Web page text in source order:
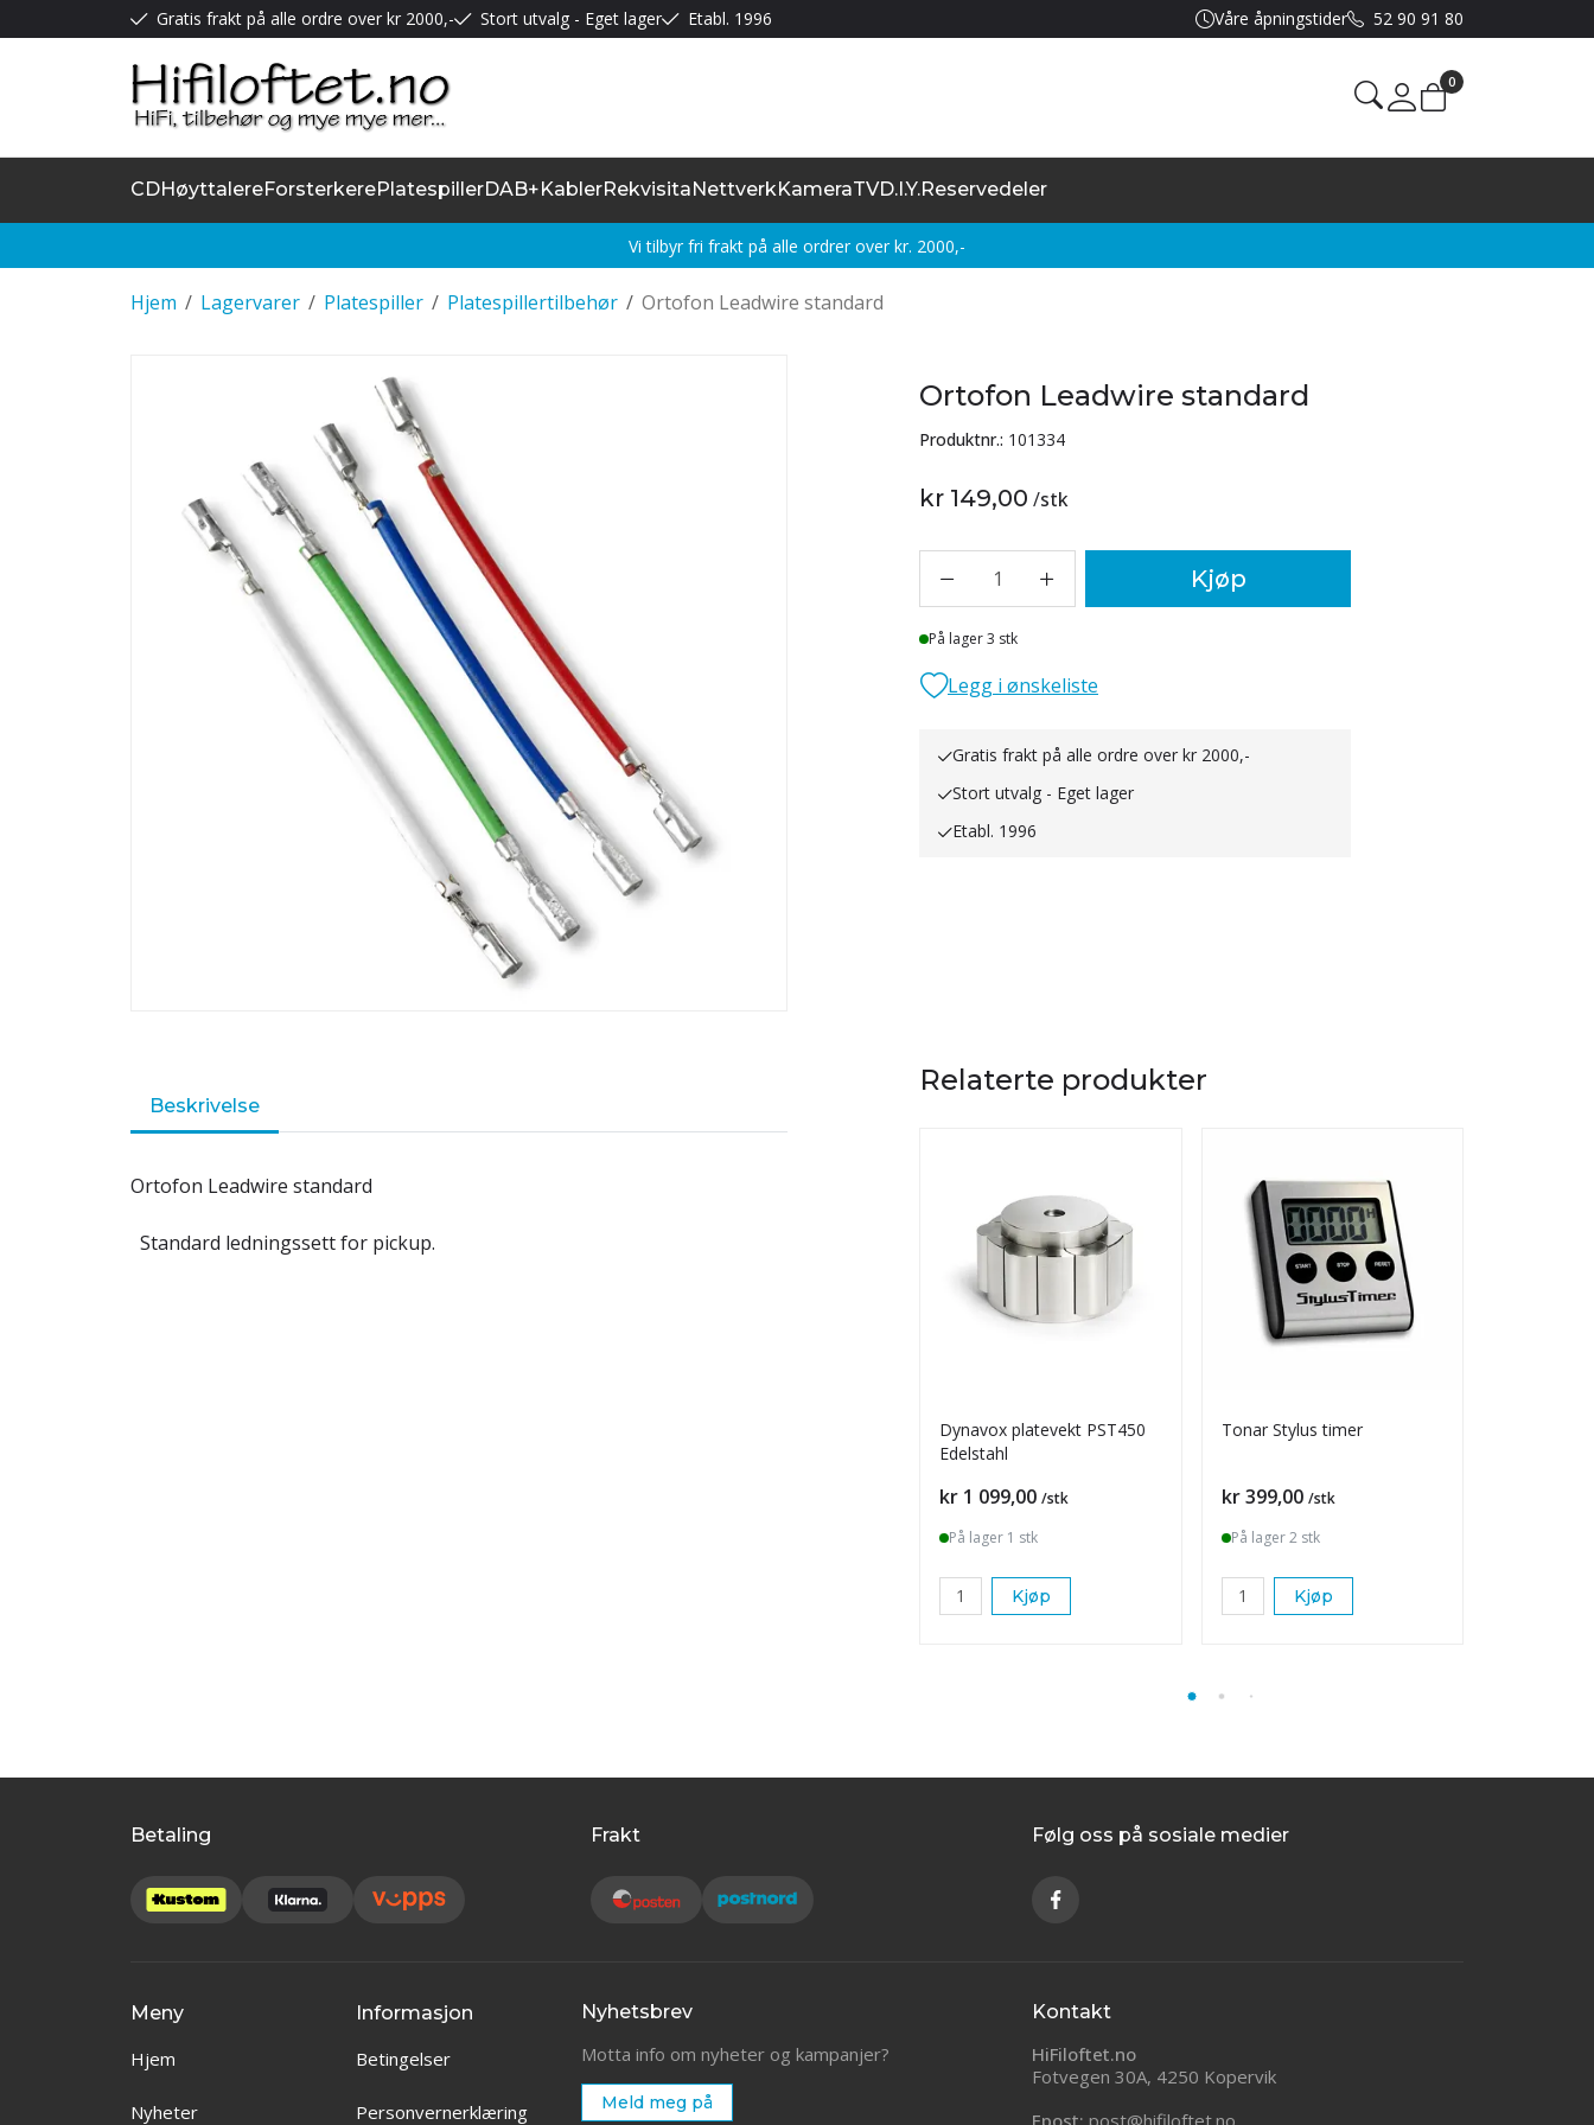
Gratis frakt på alle ordre over kr 2000,- Stort utvalg - Eget lager Etabl. 1996 Våre åpningstider 52 90 91 80
Mine sider
0
CDHøyttalereForsterkerePlatespillerDAB+KablerRekvisitaNettverkKameraTVD.I.Y.Reservedeler
Vi tilbyr fri frakt på alle ordrer over kr. 2000,-
/
Hjem /
Lagervarer /
Platespiller /
Platespillertilbehør Ortofon Leadwire standard
Ortofon Leadwire standard
Produktnr.: 101334
kr 149,00 /stk
1 Kjøp
Lager
På lager 3 stk
Legg i ønskeliste
Gratis frakt på alle ordre over kr 2000,-
Stort utvalg - Eget lager
Etabl. 1996
Beskrivelse
Ortofon Leadwire standard
Standard ledningssett for pickup.
Relaterte produkter
Dynavox platevekt PST450
Edelstahl
Pris
kr 1 099,00 /stk
På lager 1 stk
Kjøp
Tonar Stylus timer
Pris
kr 399,00 /stk
På lager 2 stk
Kjøp
Betaling Frakt Følg oss på sosiale medier
Meny
Hjem
Nyheter
Informasjon
Betingelser
Personvernerklæring
Nyhetsbrev
Motta info om nyheter og kampanjer?
Meld meg på
Kontakt
HiFiloftet.no
Fotvegen 30A, 4250 Kopervik
Epost: post@hifiloftet.no